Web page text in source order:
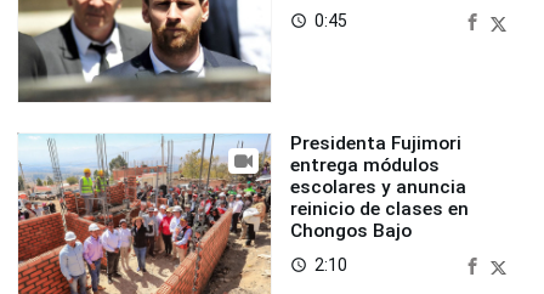
access_time 0:45
Presidenta Fujimori
entrega módulos
escolares y anuncia
reinicio de clases en
Chongos Bajo
access_time 2:10